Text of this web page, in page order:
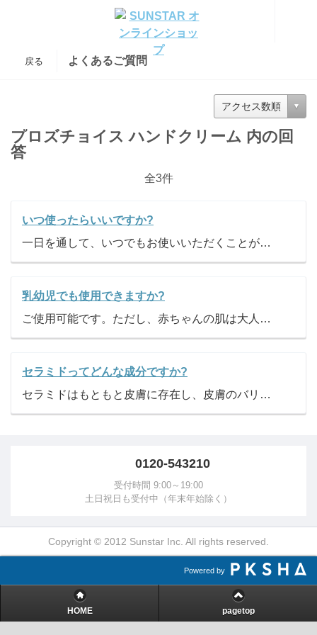
戻る よくあるご質問
アクセス数順
プロズチョイス ハンドクリーム 内の回
答
全3件
いつ使ったらいいですか?
一日を通して、いつでもお使いいただくことができます。 特に手洗い後は、肌の油分が減り、潤いが損なわれやすい状態にありますので、手洗い後すぐのご使用をおすすめいたします。また、時間や季節によって手肌の状態は変化しますので、ご自身の肌にあった使い方や量の調節をされることをおすすめします。
乳幼児でも使用できますか?
ご使用可能です。ただし、赤ちゃんの肌は大人に比べて薄く、刺激を受けやすい状態です。まずは、少量を肌に塗布し、肌との相性を確かめた後のご使用をおすすめします。
セラミドってどんな成分ですか?
セラミドはもともと皮膚に存在し、皮膚のバリア機能を担う主成分です。化粧品に配合されているセラミドは皮膚を保湿する効果があります。
0120-543210
受付時間 9:00～19:00
土日祝日も受付中（年末年始除く）
Copyright © 2012 Sunstar Inc. All rights reserved.
Powered by
HOME pagetop